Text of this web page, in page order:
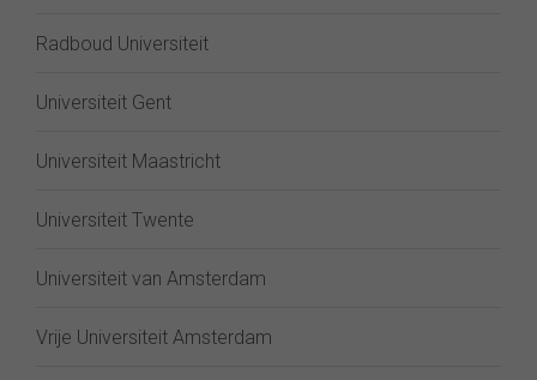
Radboud Universiteit
Universiteit Gent
Universiteit Maastricht
Universiteit Twente
Universiteit van Amsterdam
Vrije Universiteit Amsterdam